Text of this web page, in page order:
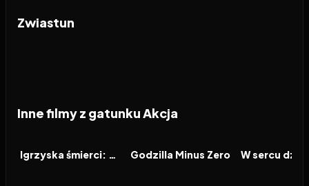
Zwiastun
Inne filmy z gatunku Akcja
FILM Igrzyska śmierci: Wschód słońca w dniu dożynek FILM
Godzilla Minus Zero FILM
W sercu